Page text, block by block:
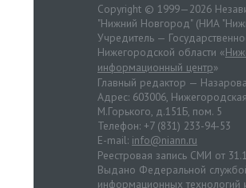
Copyright © 1999—2026
"Нижний Новгород" (НИА
Учредитель —
Нижегородской области «
информационный центр»
Главный редактор —
Адрес: 603006,
М.Горького, д.151Б, пом. 5
Телефон: +7 (831) 233-94-53
E-mail: info@niann.ru
Реестровая запись СМИ от
Выдано Федеральной
информационных технологий